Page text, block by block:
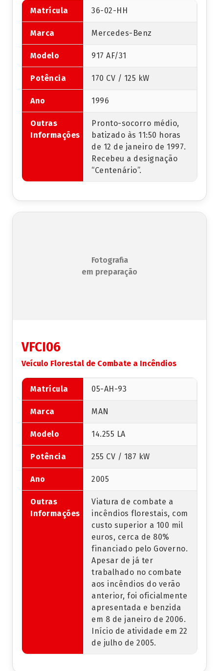
Matrícula 36-02-HH
Marca Mercedes-Benz
Modelo 917 AF/31
Potência 170 CV / 125 kW
Ano 1996
Outras
Informações
Pronto-socorro médio,
batizado às 11:50 horas
de 12 de janeiro de 1997.
Recebeu a designação
“Centenário”.
Fotografia
em preparação
VFCI06
Veículo Florestal de Combate a Incêndios
Matrícula 05-AH-93
Marca MAN
Modelo 14.255 LA
Potência 255 CV / 187 kW
Ano 2005
Outras
Informações
Viatura de combate a
incêndios florestais, com
custo superior a 100 mil
euros, cerca de 80%
financiado pelo Governo.
Apesar de já ter
trabalhado no combate
aos incêndios do verão
anterior, foi oficialmente
apresentada e benzida
em 8 de janeiro de 2006.
Início de atividade em 22
de julho de 2005.